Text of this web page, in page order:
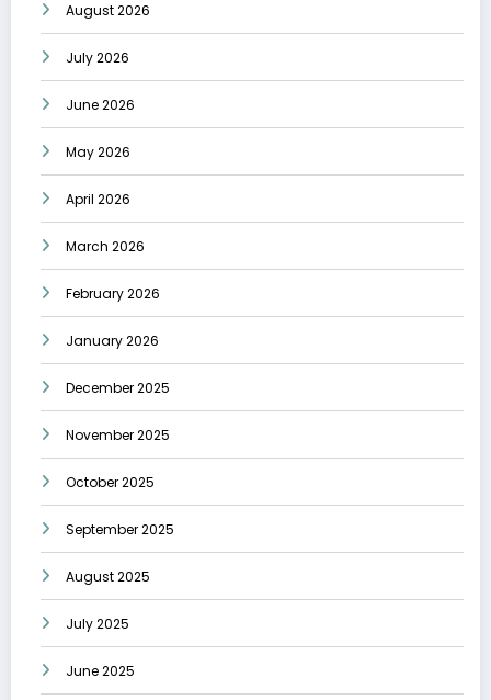
August 2026
July 2026
June 2026
May 2026
April 2026
March 2026
February 2026
January 2026
December 2025
November 2025
October 2025
September 2025
August 2025
July 2025
June 2025